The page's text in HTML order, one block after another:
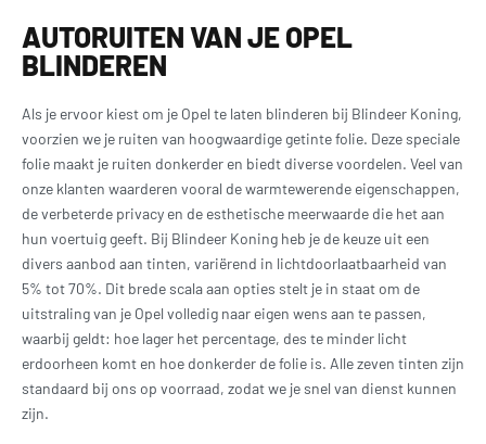
AUTORUITEN VAN JE OPEL
BLINDEREN
Als je ervoor kiest om je Opel te laten blinderen bij Blindeer Koning,
voorzien we je ruiten van hoogwaardige getinte folie. Deze speciale
folie maakt je ruiten donkerder en biedt diverse voordelen. Veel van
onze klanten waarderen vooral de warmtewerende eigenschappen,
de verbeterde privacy en de esthetische meerwaarde die het aan
hun voertuig geeft. Bij Blindeer Koning heb je de keuze uit een
divers aanbod aan tinten, variërend in lichtdoorlaatbaarheid van
5% tot 70%. Dit brede scala aan opties stelt je in staat om de
uitstraling van je Opel volledig naar eigen wens aan te passen,
waarbij geldt: hoe lager het percentage, des te minder licht
erdoorheen komt en hoe donkerder de folie is. Alle zeven tinten zijn
standaard bij ons op voorraad, zodat we je snel van dienst kunnen
zijn.